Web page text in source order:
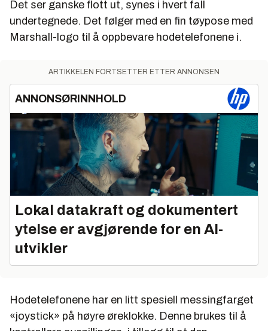
Det ser ganske flott ut, synes i hvert fall
undertegnede. Det følger med en fin tøypose med
Marshall-logo til å oppbevare hodetelefonene i.
ARTIKKELEN FORTSETTER ETTER ANNONSEN
ANNONSØRINNHOLD
Lokal datakraft og dokumentert
ytelse er avgjørende for en AI-
utvikler
Hodetelefonene har en litt spesiell messingfarget
«joystick» på høyre øreklokke. Denne brukes til å